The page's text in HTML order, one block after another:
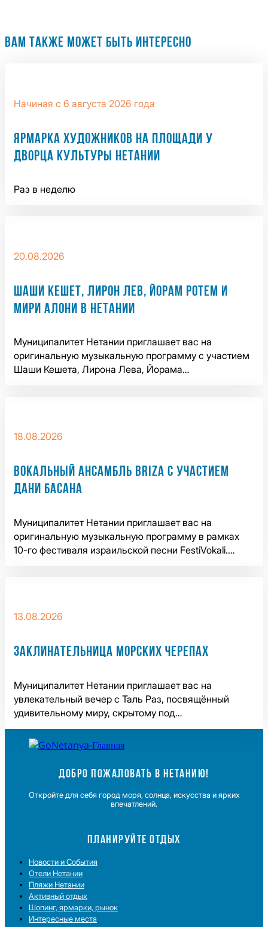
ВАМ ТАКЖЕ МОЖЕТ БЫТЬ ИНТЕРЕСНО
Начиная с 6 августа 2026 года
ЯРМАРКА ХУДОЖНИКОВ НА ПЛОЩАДИ У
ДВОРЦА КУЛЬТУРЫ НЕТАНИИ
Раз в неделю
20.08.2026
ШАШИ КЕШЕТ, ЛИРОН ЛЕВ, ЙОРАМ РОТЕМ И
МИРИ АЛОНИ В НЕТАНИИ
Муниципалитет Нетании приглашает вас на
оригинальную музыкальную программу с участием
Шаши Кешета, Лирона Лева, Йорама…
18.08.2026
ВОКАЛЬНЫЙ АНСАМБЛЬ BRIZA С УЧАСТИЕМ
ДАНИ БАСАНА
Муниципалитет Нетании приглашает вас на
оригинальную музыкальную программу в рамках
10-го фестиваля израильской песни FestiVokali.…
13.08.2026
ЗАКЛИНАТЕЛЬНИЦА МОРСКИХ ЧЕРЕПАХ
Муниципалитет Нетании приглашает вас на
увлекательный вечер с Таль Раз, посвящённый
удивительному миру, скрытому под…
ДОБРО ПОЖАЛОВАТЬ В НЕТАНИЮ!
Откройте для себя город моря, солнца, искусства и ярких
впечатлений.
ПЛАНИРУЙТЕ ОТДЫХ
Новости и Cобытия
Отели Нетании
Пляжи Нетании
Активный отдых
Шопинг, ярмарки, рынок
Интересные места